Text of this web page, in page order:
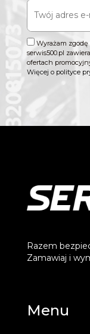
Wyrażam zgodę
serwis500.pl
ofertach
Więcej o polityce
Razem
Zamawiaj i
Menu